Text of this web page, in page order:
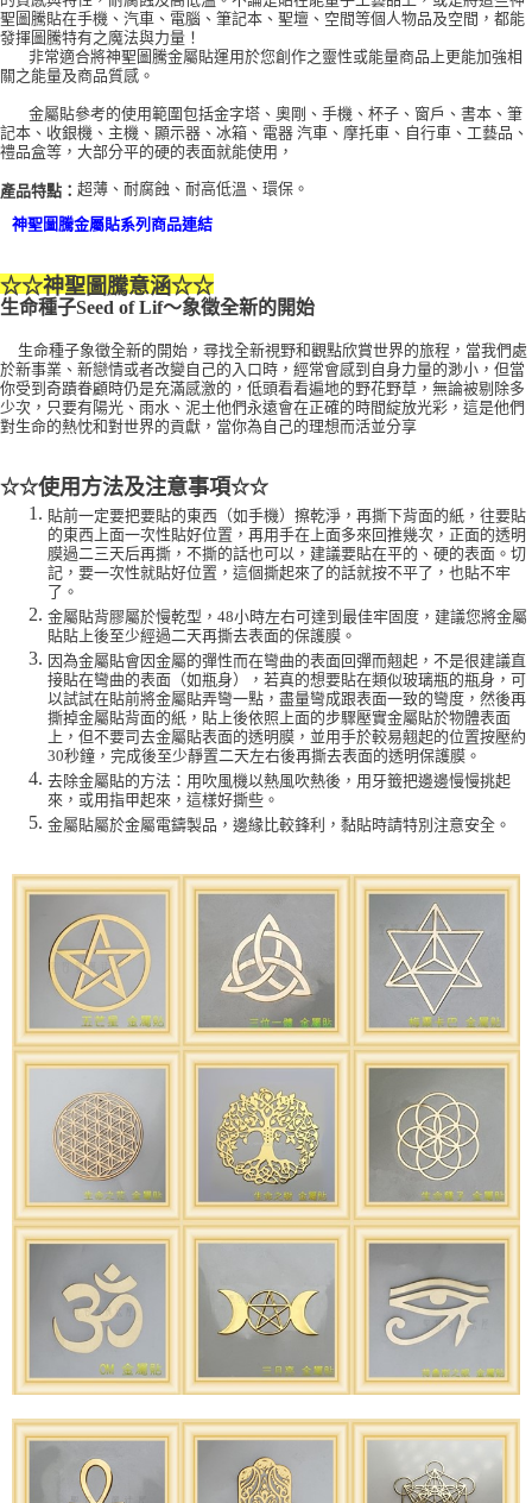
郵局幫你送（離島）
每筆NT$80，滿NT$3,000(含以上)免運費
付款後門市自取
免運費
聖圖騰貼在手機、汽車、電腦、筆記本、聖壇、空間等個人物品及空間，都能
發揮圖騰特有之魔法與力量！
非常適合將神聖圖騰金屬貼運用於您創作之靈性或能量商品上更能加強相
關之能量及商品質感。
金屬貼參考的使用範圍包括金字塔、奧剛、手機、杯子、窗戶、書本、筆
記本、收銀機、主機、顯示器、冰箱、電器 汽車、摩托車、自行車、工藝品、
禮品盒等，大部分平的硬的表面就能使用，
產品特點： 超薄、耐腐蝕、耐高低溫、環保。
神聖圖騰金屬貼系列商品連結
☆☆神聖圖騰意涵☆☆
生命種子Seed of Lif～象徵全新的開始
生命種子象徵全新的開始，尋找全新視野和觀點欣賞世界的旅程，當我們處
於新事業、新戀情或者改變自己的入口時，經常會感到自身力量的渺小，但當
你受到奇蹟眷顧時仍是充滿感激的，低頭看看遍地的野花野草，無論被剔除多
少次，只要有陽光、雨水、泥土他們永遠會在正確的時間綻放光彩，這是他們
對生命的熱忱和對世界的貢獻，當你為自己的理想而活並分享
☆☆使用方法及注意事項☆☆
貼前一定要把要貼的東西（如手機）擦乾淨，再撕下背面的紙，往要貼
的東西上面一次性貼好位置，再用手在上面多來回推幾次，正面的透明
膜過二三天后再撕，不撕的話也可以，建議要貼在平的、硬的表面。切
記，要一次性就貼好位置，這個撕起來了的話就按不平了，也貼不牢
了。
金屬貼背膠屬於慢乾型，48小時左右可達到最佳牢固度，建議您將金屬
貼貼上後至少經過二天再撕去表面的保護膜。
因為金屬貼會因金屬的彈性而在彎曲的表面回彈而翹起，不是很建議直
接貼在彎曲的表面（如瓶身），若真的想要貼在類似玻璃瓶的瓶身，可
以試試在貼前將金屬貼弄彎一點，盡量彎成跟表面一致的彎度，然後再
撕掉金屬貼背面的紙，貼上後依照上面的步驟壓實金屬貼於物體表面
上，但不要司去金屬貼表面的透明膜，並用手於較易翹起的位置按壓約
30秒鐘，完成後至少靜置二天左右後再撕去表面的透明保護膜。
去除金屬貼的方法：用吹風機以熱風吹熱後，用牙籤把邊邊慢慢挑起
來，或用指甲起來，這樣好撕些。
金屬貼屬於金屬電鑄製品，邊緣比較鋒利，黏貼時請特別注意安全。